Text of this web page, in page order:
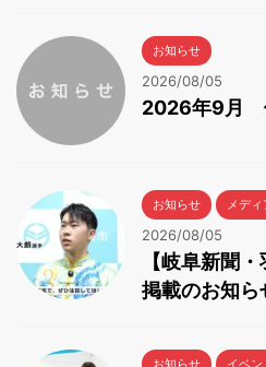
お知らせ
2026/08/05
2026年9月
お知らせ メデ
2026/08/05
【岐阜新聞
掲載のお知ら
お知らせ イベン